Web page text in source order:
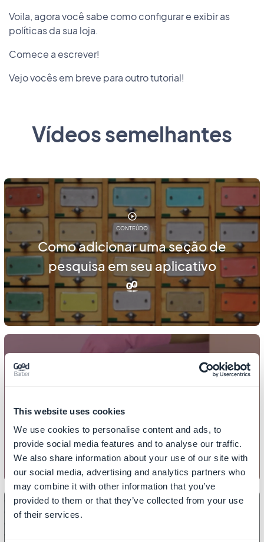
This website uses cookies
We use cookies to personalise content and ads, to
provide social media features and to analyse our traffic.
We also share information about your use of our site with
our social media, advertising and analytics partners who
may combine it with other information that you’ve
provided to them or that they’ve collected from your use
of their services.
Voila, agora você sabe como configurar e exibir as
políticas da sua loja.
Comece a escrever!
Vejo vocês em breve para outro tutorial!
Vídeos semelhantes
CONTEÚDO
Como adicionar uma seção de
pesquisa em seu aplicativo